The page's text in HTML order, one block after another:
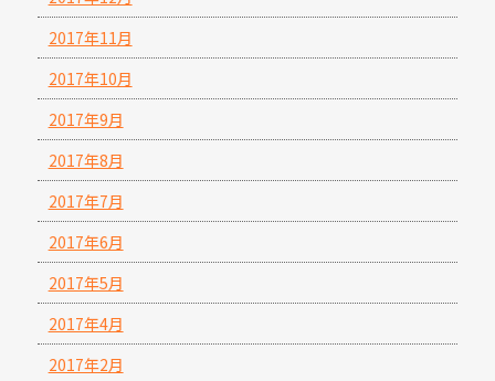
2017年11月
2017年10月
2017年9月
2017年8月
2017年7月
2017年6月
2017年5月
2017年4月
2017年2月